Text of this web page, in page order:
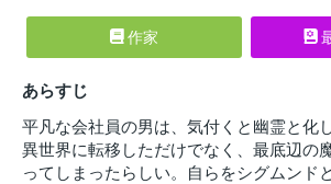
作家
あらすじ
平凡な会社員の男は、気付くと幽霊と化
異世界に転移しただけでなく、最底辺の
ってしまったらしい。自らをシグムンド